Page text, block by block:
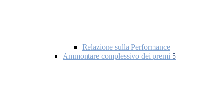
Relazione sulla Performance
Ammontare complessivo dei premi 5